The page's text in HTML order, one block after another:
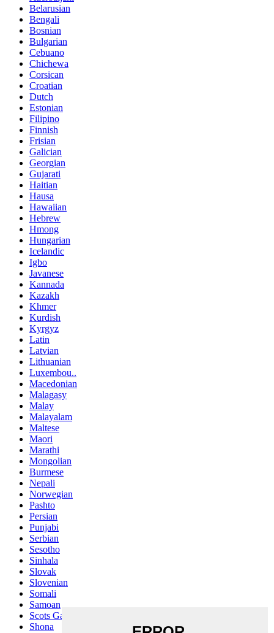
Belarusian
Bengali
Bosnian
Bulgarian
Cebuano
Chichewa
Corsican
Croatian
Dutch
Estonian
Filipino
Finnish
Frisian
Galician
Georgian
Gujarati
Haitian
Hausa
Hawaiian
Hebrew
Hmong
Hungarian
Icelandic
Igbo
Javanese
Kannada
Kazakh
Khmer
Kurdish
Kyrgyz
Latin
Latvian
Lithuanian
Luxembou..
Macedonian
Malagasy
Malay
Malayalam
Maltese
Maori
Marathi
Mongolian
Burmese
Nepali
Norwegian
Pashto
Persian
Punjabi
Serbian
Sesotho
Sinhala
Slovak
Slovenian
Somali
Samoan
Scots Gaelic
Shona